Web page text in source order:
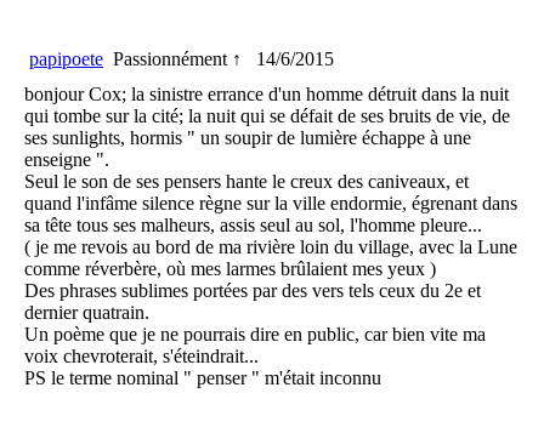
papipoete Passionnément ↑
14/6/2015
bonjour Cox; la sinistre errance d'un homme détruit dans la nuit
qui tombe sur la cité; la nuit qui se défait de ses bruits de vie, de
ses sunlights, hormis " un soupir de lumière échappe à une
enseigne ".
Seul le son de ses pensers hante le creux des caniveaux, et
quand l'infâme silence règne sur la ville endormie, égrenant dans
sa tête tous ses malheurs, assis seul au sol, l'homme pleure...
( je me revois au bord de ma rivière loin du village, avec la Lune
comme réverbère, où mes larmes brûlaient mes yeux )
Des phrases sublimes portées par des vers tels ceux du 2e et
dernier quatrain.
Un poème que je ne pourrais dire en public, car bien vite ma
voix chevroterait, s'éteindrait...
PS le terme nominal " penser " m'était inconnu